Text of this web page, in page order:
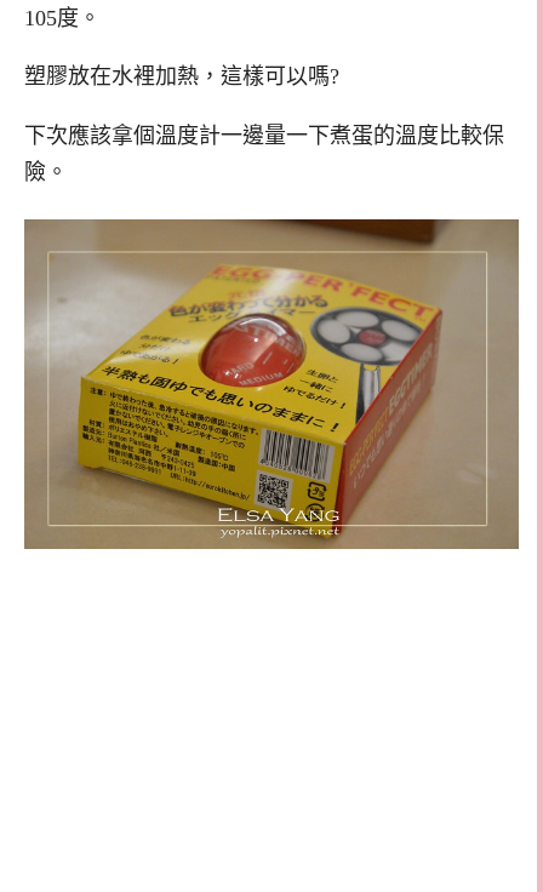
105度。
塑膠放在水裡加熱，這樣可以嗎?
下次應該拿個溫度計一邊量一下煮蛋的溫度比較保
險。